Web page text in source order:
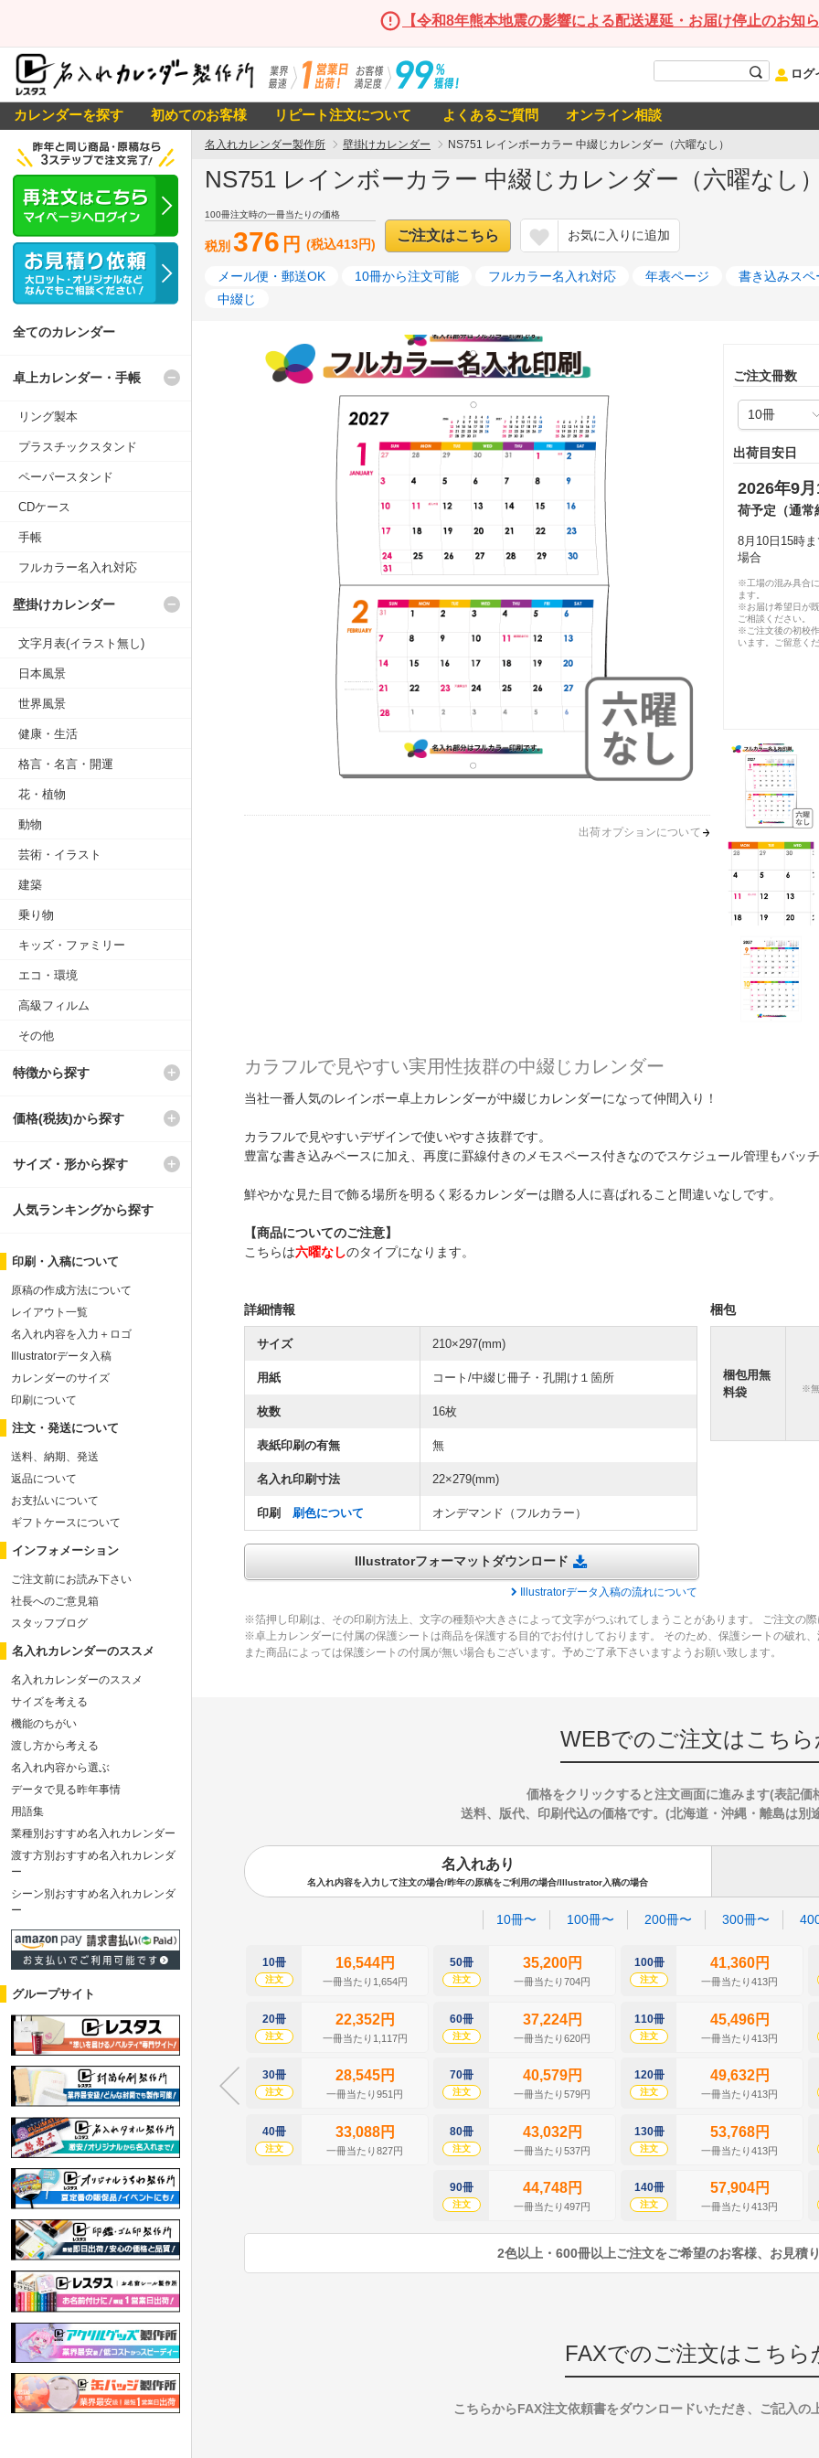
【令和8年熊本地震の影響による配送遅延・お届け停止のお知
ログ
カレンダーを探す 初めてのお客様 リピート注文について よくあるご質問 オンライン相談
名入れカレンダー製作所 壁掛けカレンダー NS751 レインボーカラー 中綴じカレンダー（六曜なし）
NS751 レインボーカラー 中綴じカレンダー（六曜なし
100冊注文時の一冊当たりの価格
税別376 円 (税込413円)
ご注文はこちら お気に入りに追加
メール便・郵送OK 10冊から注文可能 フルカラー名入れ対応 年表ページ
書き込みスペ
中綴じ
出荷オプションについて
ご注文冊数
出荷目安日
2026年9
荷予定（通常
8月10日15時
場合
※工場の混み具合
ます。
※お届け希望日が
ご相談ください。
※ご注文後の初校
います。ご留意く
カラフルで見やすい実用性抜群の中綴じカレンダー
当社一番人気のレインボー卓上カレンダーが中綴じカレンダーになって仲間入り！
カラフルで見やすいデザインで使いやすさ抜群です。
豊富な書き込みペースに加え、再度に罫線付きのメモスペース付きなのでスケジュール管理もバッ
鮮やかな見た目で飾る場所を明るく彩るカレンダーは贈る人に喜ばれること間違いなしです。
【商品についてのご注意】
こちらは六曜なしのタイプになります。
詳細情報
サイズ 210×297(mm)
用紙 コート/中綴じ冊子・孔開け１箇所
枚数 16枚
表紙印刷の有無 無
名入れ印刷寸法 22×279(mm)
印刷 刷色について オンデマンド（フルカラー）
Illustratorフォーマットダウンロード
Illustratorデータ入稿の流れについて
梱包
梱包用無
料袋
※無
※箔押し印刷は、その印刷方法上、文字の種類や大きさによって文字がつぶれてしまうことがあります。 ご注文の
※卓上カレンダーに付属の保護シートは商品を保護する目的でお付けしております。 そのため、保護シートの破れ
また商品によっては保護シートの付属が無い場合もございます。予めご了承下さいますようお願い致します。
WEBでのご注文はこち
価格をクリックすると注文画面に進みます(表記価
送料、版代、印刷代込の価格です。(北海道・沖縄・離島は別
名入れあり
名入れ内容を入力して注文の場合/昨年の原稿をご利用の場合/Illustrator入稿の場合
10冊〜 100冊〜 200冊〜 300冊〜
10冊
注文
16,544円
一冊当たり1,654円
20冊
注文
22,352円
一冊当たり1,117円
30冊
注文
28,545円
一冊当たり951円
40冊
注文
33,088円
一冊当たり827円
50冊
注文
35,200円
一冊当たり704円
60冊
注文
37,224円
一冊当たり620円
70冊
注文
40,579円
一冊当たり579円
80冊
注文
43,032円
一冊当たり537円
90冊
注文
44,748円
一冊当たり497円
100冊
注文
41,360円
一冊当たり413円
110冊
注文
45,496円
一冊当たり413円
120冊
注文
49,632円
一冊当たり413円
130冊
注文
53,768円
一冊当たり413円
140冊
注文
57,904円
一冊当たり413円
2色以上・600冊以上ご注文をご希望のお客様、お見積
FAXでのご注文はこちら
こちらからFAX注文依頼書をダウンロードいただき、ご記入の
全てのカレンダー
卓上カレンダー・手帳
リング製本
プラスチックスタンド
ペーパースタンド
CDケース
手帳
フルカラー名入れ対応
壁掛けカレンダー
文字月表(イラスト無し)
日本風景
世界風景
健康・生活
格言・名言・開運
花・植物
動物
芸術・イラスト
建築
乗り物
キッズ・ファミリー
エコ・環境
高級フィルム
その他
特徴から探す
価格(税抜)から探す
サイズ・形から探す
人気ランキングから探す
印刷・入稿について
原稿の作成方法について
レイアウト一覧
名入れ内容を入力＋ロゴ
Illustratorデータ入稿
カレンダーのサイズ
印刷について
注文・発送について
送料、納期、発送
返品について
お支払いについて
ギフトケースについて
インフォメーション
ご注文前にお読み下さい
社長へのご意見箱
スタッフブログ
名入れカレンダーのススメ
名入れカレンダーのススメ
サイズを考える
機能のちがい
渡し方から考える
名入れ内容から選ぶ
データで見る昨年事情
用語集
業種別おすすめ名入れカレンダー
渡す方別おすすめ名入れカレンダ
ー
シーン別おすすめ名入れカレンダ
ー
グループサイト